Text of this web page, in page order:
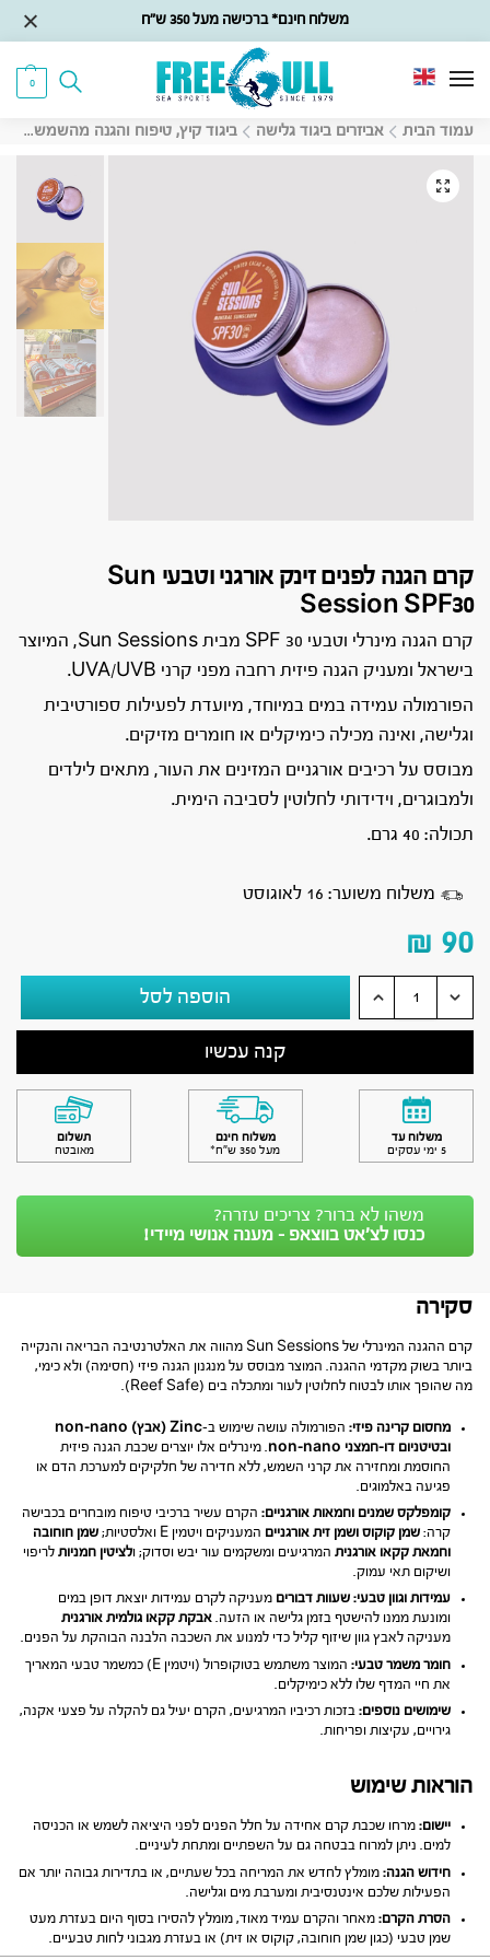
משלוח חינם* ברכישה מעל 350 ש״ח
0
עמוד הבית אביזרים ביגוד גלישה ביגוד קיץ, טיפוח והגנה מהשמש
קרם הגנה לפנים זינק אורגני וטבעי Sun
Session SPF30
קרם הגנה מינרלי וטבעי SPF 30 מבית Sun Sessions, המיוצר
בישראל ומעניק הגנה פיזית רחבה מפני קרני UVA/UVB.
הפורמולה עמידה במים במיוחד, מיועדת לפעילות ספורטיבית
וגלישה, ואינה מכילה כימיקלים או חומרים מזיקים.
מבוסס על רכיבים אורגניים המזינים את העור, מתאים לילדים
ולמבוגרים, וידידותי לחלוטין לסביבה הימית.
תכולה: 40 גרם.
משלוח משוער: 16 לאוגוסט
₪ 90
הוספה לסל
קנה עכשיו
משלוח עד
5 ימי עסקים
משלוח חינם
מעל 350 ש״ח*
תשלום
מאובטח
משהו לא ברור? צריכים עזרה?
כנסו לצ’אט בווצאפ - מענה אנושי מיידי!
סקירה
קרם ההגנה המינרלי של Sun Sessions מהווה את האלטרנטיבה הבריאה והנקייה
ביותר בשוק מקדמי ההגנה. המוצר מבוסס על מנגנון הגנה פיזי (חסימה) ולא כימי,
מה שהופך אותו לבטוח לחלוטין לעור ומתכלה בים (Reef Safe).
מחסום קרינה פיזי: הפורמולה עושה שימוש ב-
Zinc (אבץ) non-nano
ובטיטניום דו-חמצני non-nano
. מינרלים אלו יוצרים שכבת הגנה פיזית
החוסמת ומחזירה את קרני השמש, ללא חדירה של חלקיקים למערכת הדם או
פגיעה באלמוגים.
קומפלקס שמנים וחמאות אורגניים: הקרם עשיר ברכיבי טיפוח מובחרים בכבישה
קרה: שמן קוקוס ושמן זית אורגניים המעניקים ויטמין E ואלסטיות;
שמן חוחובה
וחמאת קקאו אורגנית המרגיעים ומשקמים עור יבש וסדוק; ולציטין חמניות לריפוי
ושיקום תאי עמוק.
עמידות וגוון טבעי: שעוות דבורים מעניקה לקרם עמידות יוצאת דופן במים
ומונעת ממנו להישטף בזמן גלישה או הזעה. אבקת קקאו גולמית אורגנית
מעניקה לאבץ גוון שיזוף קליל כדי למנוע את השכבה הלבנה הבוהקת על הפנים.
חומר משמר טבעי:
המוצר משתמש בטוקופרול (ויטמין E) כמשמר טבעי המאריך
את חיי המדף שלו ללא כימיקלים.
שימושים נוספים: בזכות רכיביו המרגיעים, הקרם יעיל גם להקלה על פצעי אקנה,
גירויים, עקיצות ופריחות.
הוראות שימוש
יישום: מרחו שכבת קרם אחידה על חלל הפנים לפני היציאה לשמש או הכניסה
למים. ניתן למרוח בבטחה גם על השפתיים ומתחת לעיניים.
חידוש הגנה: מומלץ לחדש את המריחה בכל שעתיים, או בתדירות גבוהה יותר אם
הפעילות שלכם אינטנסיבית ומערבת מים וגלישה.
הסרת הקרם: מאחר והקרם עמיד מאוד, מומלץ להסירו בסוף היום בעזרת מעט
שמן טבעי (כגון שמן חוחובה, קוקוס או זית) או בעזרת מגבוני לחות טבעיים.